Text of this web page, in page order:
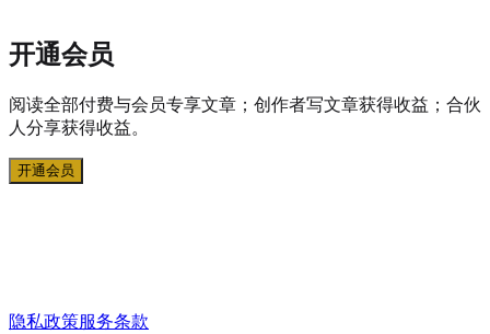
开通会员
阅读全部付费与会员专享文章；创作者写文章获得收益；合伙
人分享获得收益。
开通会员
隐私政策服务条款